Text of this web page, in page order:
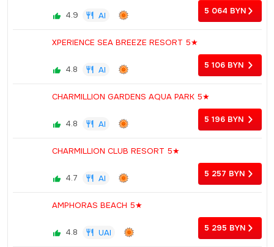
4.9 AI 5 064 BYN
XPERIENCE SEA BREEZE RESORT 5★
4.8 AI 5 106 BYN
CHARMILLION GARDENS AQUA PARK 5★
4.8 AI 5 196 BYN
CHARMILLION CLUB RESORT 5★
4.7 AI 5 257 BYN
AMPHORAS BEACH 5★
4.8 UAI 5 295 BYN